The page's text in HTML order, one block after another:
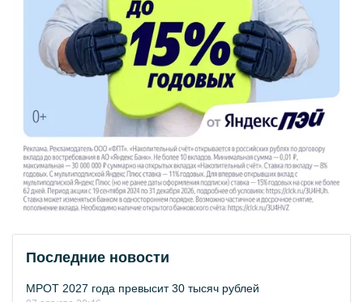
Последние новости
МРОТ 2027 года превысит 30 тысяч рублей